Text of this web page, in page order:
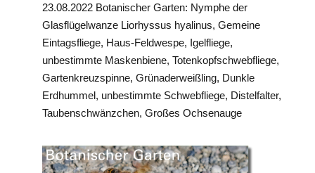
23.08.2022 Botanischer Garten: Nymphe der
Glasflügelwanze Liorhyssus hyalinus, Gemeine
Eintagsfliege, Haus-Feldwespe, Igelfliege,
unbestimmte Maskenbiene, Totenkopfschwebfliege,
Gartenkreuzspinne, Grünaderweißling, Dunkle
Erdhummel, unbestimmte Schwebfliege, Distelfalter,
Taubenschwänzchen, Großes Ochsenauge